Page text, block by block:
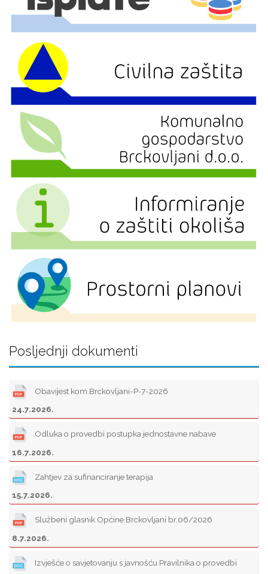
Posljednji dokumenti
Obavijest kom.Brckovljani-P-7-2026
24.7.2026.
Odluka o provedbi postupka jednostavne nabave
16.7.2026.
Zahtjev za sufinanciranje terapija
15.7.2026.
Službeni glasnik Općine Brckovljani br.06/2026
8.7.2026.
Izvješće o savjetovanju s javnošću Pravilnika o provedbi